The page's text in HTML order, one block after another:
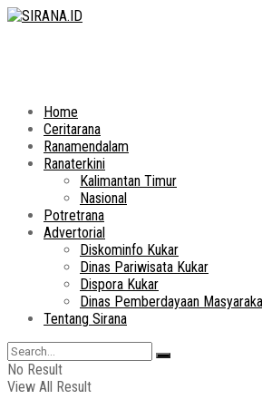
Home
Ceritarana
Ranamendalam
Ranaterkini
Kalimantan Timur
Nasional
Potretrana
Advertorial
Diskominfo Kukar
Dinas Pariwisata Kukar
Dispora Kukar
Dinas Pemberdayaan
Tentang Sirana
No Result
View All Result